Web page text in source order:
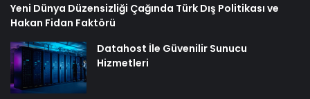
Yeni Dünya Düzensizliği Çağında Türk Dış Politikası ve
Hakan Fidan Faktörü
Datahost İle Güvenilir Sunucu
Hizmetleri